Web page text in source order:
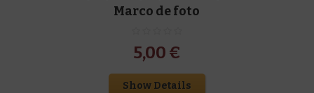
Marco de foto
5,00 €
Show Details